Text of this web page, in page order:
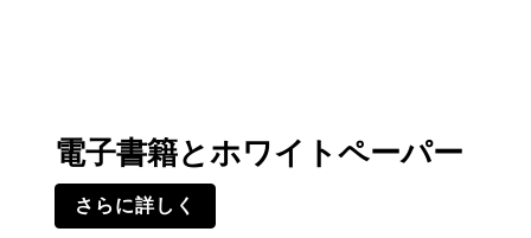
電子書籍とホワイトペーパー
さらに詳しく